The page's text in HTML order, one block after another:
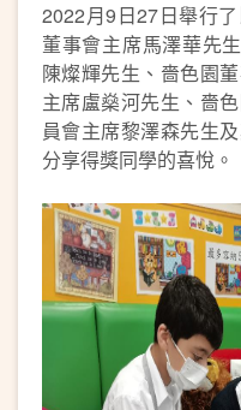
2022月9日27日舉行
董事會主席馬澤華先
陳燦輝先生、嗇色園
主席盧燊河先生、嗇
員會主席黎澤森先生
分享得獎同學的喜悅。